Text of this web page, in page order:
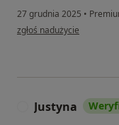
27 grudnia 2025 •
w opinii użytkownika
zgłoś nadużycie
Justyna